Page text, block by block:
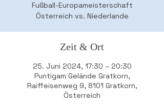
Fußball-Europameisterschaft
Österreich vs. Niederlande
Zeit & Ort
25. Juni 2024, 17:30 – 20:30
Puntigam Gelände Gratkorn,
Raiffeisenweg 9, 8101 Gratkorn,
Österreich